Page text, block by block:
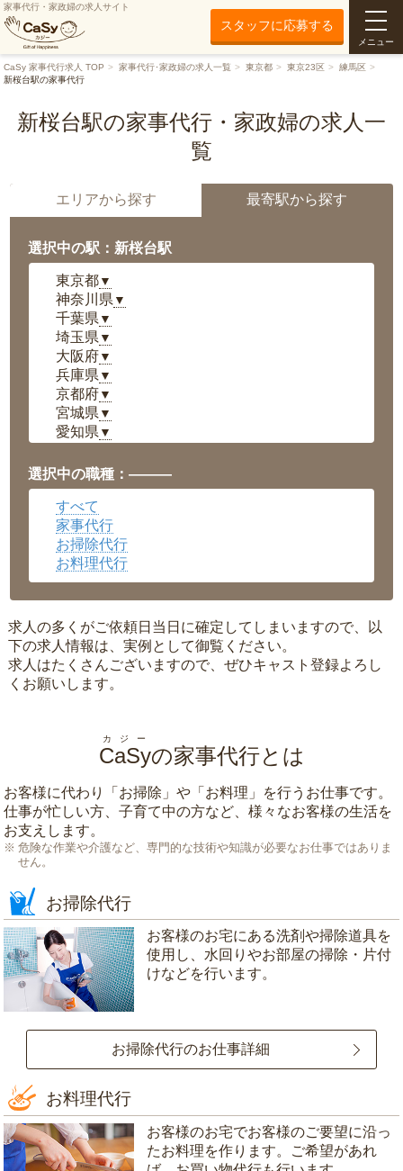
家事代行・家政婦の求人サイト
スタッフに応募する
メニュー
CaSy 家事代行求人 TOP 家事代行･家政婦の求人一覧 東京都 東京23区
練馬区
新桜台駅の家事代行
新桜台駅の家事代行・家政婦の求人一
覧
エリアから探す 最寄駅から探す
選択中の駅：新桜台駅
東京都▼
神奈川県 ▼
千葉県 ▼
埼玉県 ▼
大阪府▼
兵庫県 ▼
京都府▼
宮城県 ▼
愛知県 ▼
岡山県▼
広島県▼
沖縄県
選択中の職種：———
すべて
家事代行
お掃除代行
お料理代行
求人の多くがご依頼日当日に確定してしまいますので、以
下の求人情報は、実例として御覧ください。
求人はたくさんございますので、ぜひキャスト登録よろし
くお願いします。
CaSy
カジー
の家事代行とは
お客様に代わり「 お掃除 」や「 お料理 」を行うお仕事です。
仕事が忙しい方、子育て中の方など、様々なお客様の生活を
お支えします。
危険な作業や介護など、専門的な技術や知識が必要なお仕事ではありま
せん。
お掃除代行
お客様のお宅にある洗剤や掃除道具を
使用し、水回りやお部屋の掃除・片付
けなどを行います。
お掃除代行のお仕事詳細
お料理代行
お客様のお宅でお客様のご要望に沿っ
たお料理を作ります。ご希望があれ